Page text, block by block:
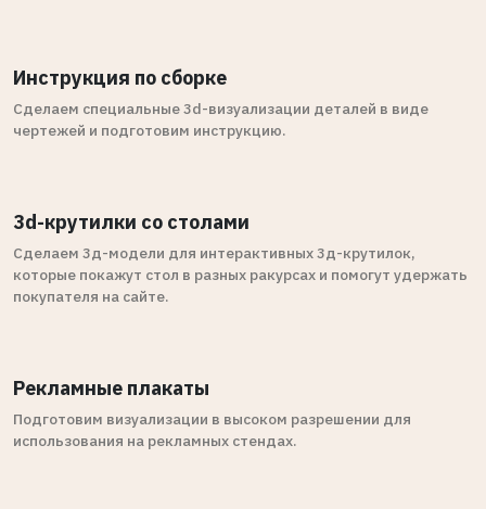
Инструкция по сборке
Сделаем специальные 3d-визуализации деталей в виде
чертежей и подготовим инструкцию.
3d-крутилки со столами
Сделаем 3д-модели для интерактивных 3д-крутилок,
которые покажут стол в разных ракурсах и помогут удержать
покупателя на сайте.
Рекламные плакаты
Подготовим визуализации в высоком разрешении для
использования на рекламных стендах.